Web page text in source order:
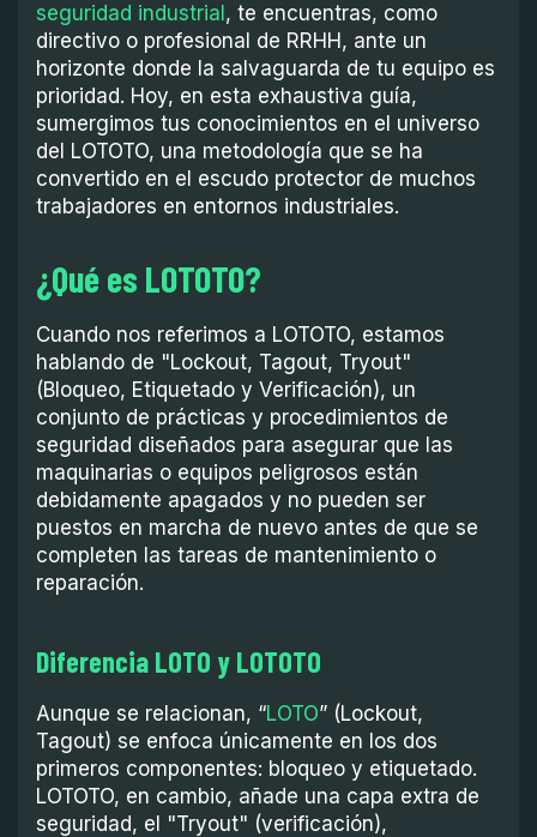
seguridad industrial , te encuentras, como
directivo o profesional de RRHH, ante un
horizonte donde la salvaguarda de tu equipo es
prioridad. Hoy, en esta exhaustiva guía,
sumergimos tus conocimientos en el universo
del LOTOTO, una metodología que se ha
convertido en el escudo protector de muchos
trabajadores en entornos industriales.
¿Qué es LOTOTO?
Cuando nos referimos a LOTOTO, estamos
hablando de "Lockout, Tagout, Tryout"
(Bloqueo, Etiquetado y Verificación), un
conjunto de prácticas y procedimientos de
seguridad diseñados para asegurar que las
maquinarias o equipos peligrosos están
debidamente apagados y no pueden ser
puestos en marcha de nuevo antes de que se
completen las tareas de mantenimiento o
reparación.
Diferencia LOTO y LOTOTO
Aunque se relacionan, “LOTO” (Lockout,
Tagout) se enfoca únicamente en los dos
primeros componentes: bloqueo y etiquetado.
LOTOTO, en cambio, añade una capa extra de
seguridad, el "Tryout" (verificación),